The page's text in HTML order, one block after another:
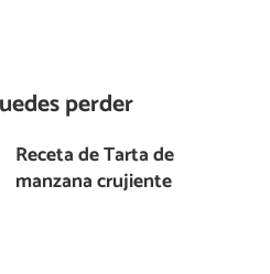
perder
Receta de Tarta de
manzana crujiente